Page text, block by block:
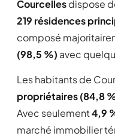
Courcellesdispose
219 résidences
composé
(98,5 %) avec
Les habitants de
propriétaires (84,8
Avec seulement4,9
marché immobilier